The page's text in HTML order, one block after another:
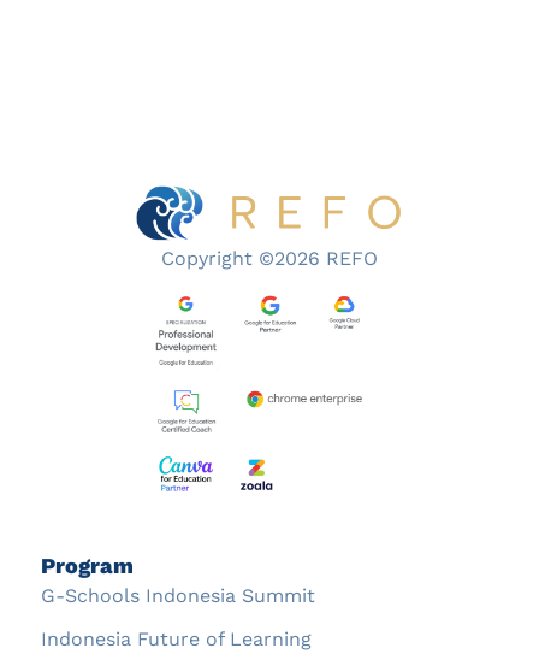
Copyright ©2026 REFO
Program
G-Schools Indonesia Summit
Indonesia Future of Learning